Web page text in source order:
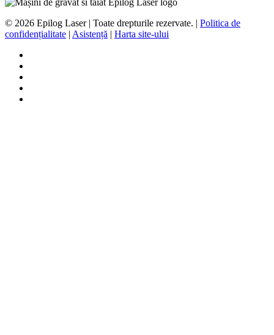
© 2026 Epilog Laser | Toate drepturile rezervate. | Politica de
confidențialitate | Asistență | Harta site-ului